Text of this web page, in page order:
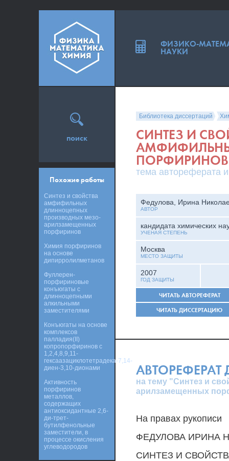
Библиотека диссертаций
СИНТЕЗ И
ПОРФИРИНОВ
тема автореферата
Федулова, Ирина
АВТОР
кандидата химических
УЧЕНАЯ СТЕПЕНЬ
Москва
МЕСТО ЗАЩИТЫ
2007
ГОД ЗАЩИТЫ
ЧИТАТЬ АВТОРЕФЕРАТ
ЧИТАТЬ ДИССЕРТАЦИЮ
АВТОРЕФЕРАТ
на тему "Синтез и
арилзамещенных
На правах рукописи
ФЕДУЛОВА ИРИНА
СИНТЕЗ И
поиск
Похожие работы
Синтез и свойства
амфифильных
длинноцепных
производных мезо-
арилзамещенных
порфиринов
Химия порфиринов
на основе
дипирролилметанов
Фуллерен-
порфириновые
конъюгаты с
длинноцепными
алкильными
заместителями
Конъюгаты на основе
комплексов
палладия(II)
копропорфиринов с
1,2,4,8,9,11-
гексаазациклотетрадека-7,14-
диен-3,10-дионами
Активность
порфиринов
металлов,
содержащих
антиоксидантные 2,6-
ди-трет-
бутилфенольные
заместители, в
процессе окисления
углеводородов
ФИЗИКО-
НАУКИ